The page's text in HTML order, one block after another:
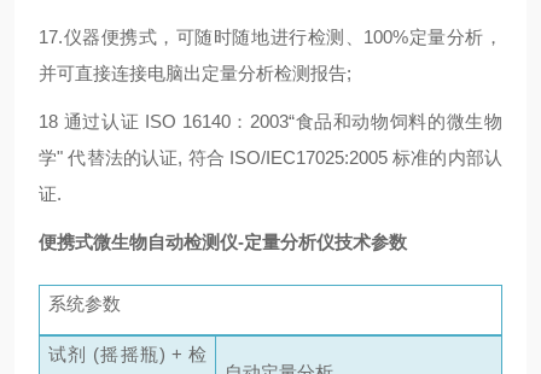
17.仪器便携式，可随时随地进行检测、100%定量分析，
并可直接连接电脑出定量分析检测报告;
18 通过认证 ISO 16140：2003“食品和动物饲料的微生物
学" 代替法的认证, 符合 ISO/IEC17025:2005 标准的内部认
证.
便携式微生物自动检测仪-定量分析仪技术参数
系统参数
试剂 (摇摇瓶) + 检